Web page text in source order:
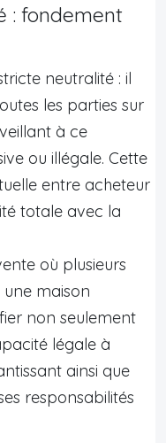
: fondement
neutralité : il
les parties sur
à ce
ou illégale. Cette
entre acheteur
totale avec la
où plusieurs
maison
non seulement
légale à
ainsi que
responsabilités